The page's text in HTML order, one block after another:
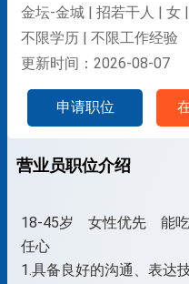
金坛-金城 | 招若干人 | 女
不限学历 | 不限工作经验
更新时间：2026-08-07
申请职位
营业员职位介绍
18-45岁 女性优先 能
任心
1.具备良好的沟通、表达